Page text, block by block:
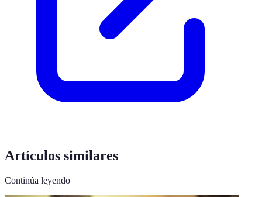
Artículos similares
Continúa leyendo